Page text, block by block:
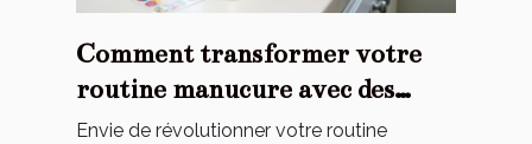
Comment transformer votre
routine manucure avec des
stickers ?
Envie de révolutionner votre routine